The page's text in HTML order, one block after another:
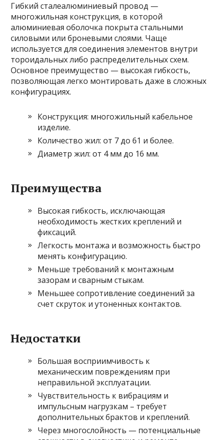
Гибкий сталеалюминиевый провод —
многожильная конструкция, в которой
алюминиевая оболочка покрыта стальными
силовыми или броневыми слоями. Чаще
используется для соединения элементов внутри
тороидальных либо распределительных схем.
Основное преимущество — высокая гибкость,
позволяющая легко монтировать даже в сложных
конфигурациях.
Конструкция: многожильный кабельное
изделие.
Количество жил: от 7 до 61 и более.
Диаметр жил: от 4 мм до 16 мм.
Преимущества
Высокая гибкость, исключающая
необходимость жестких креплений и
фиксаций.
Легкость монтажа и возможность быстро
менять конфигурацию.
Меньше требований к монтажным
зазорам и сварным стыкам.
Меньшее сопротивление соединений за
счет скруток и утоненных контактов.
Недостатки
Большая восприимчивость к
механическим повреждениям при
неправильной эксплуатации.
Чувствительность к вибрациям и
импульсным нагрузкам – требует
дополнительных брактов и креплений.
Через многослойность — потенциальные